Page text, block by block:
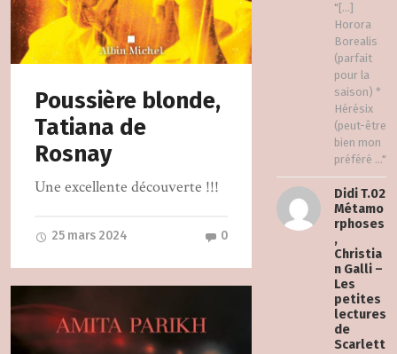
"[…]
Horora
Borealis
(parfait
pour la
saison) *
Hérésix
(peut-être
bien mon
préféré ..."
Didi T.02
Métamo
rphoses
,
Christia
n Galli –
Les
petites
lectures
de
Scarlett
Poussière blonde,
Tatiana de
Rosnay
Une excellente découverte !!!
25 mars 2024 0